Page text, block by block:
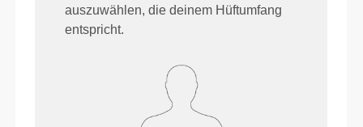
auszuwählen, die deinem Hüftumfang
entspricht.